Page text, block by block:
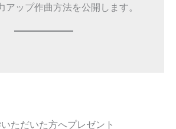
アップ作曲方法を公開します。
ただいた方へプレゼント